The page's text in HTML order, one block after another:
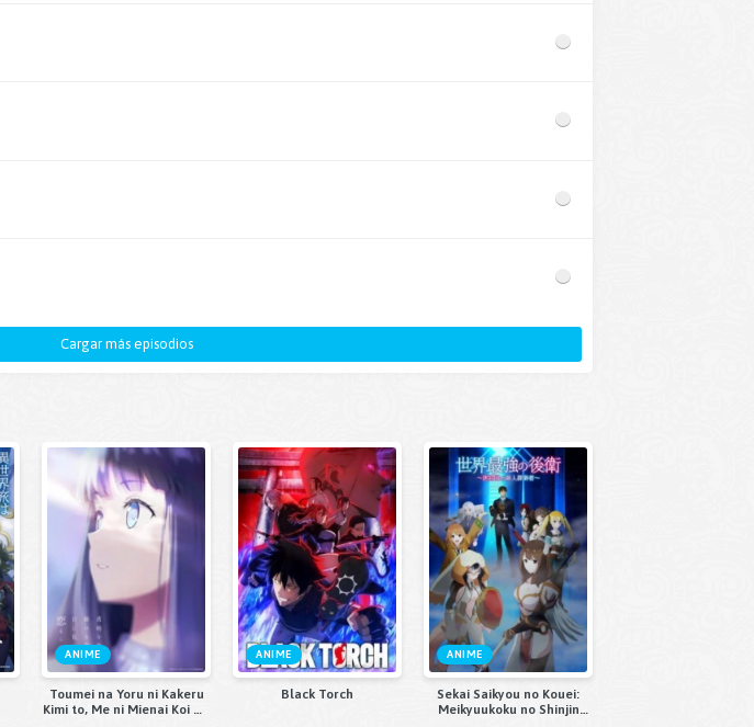
Cargar más episodios
ANIME
Toumei na Yoru ni Kakeru
Kimi to, Me ni Mienai Koi wo
ANIME
Black Torch
ANIME
Sekai Saikyou no Kouei:
Meikyuukoku no Shinjin